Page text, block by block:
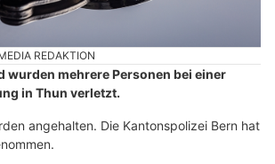
REDAKTION
wurden mehrere Personen bei einer
in Thun verletzt.
angehalten. Die Kantonspolizei Bern hat